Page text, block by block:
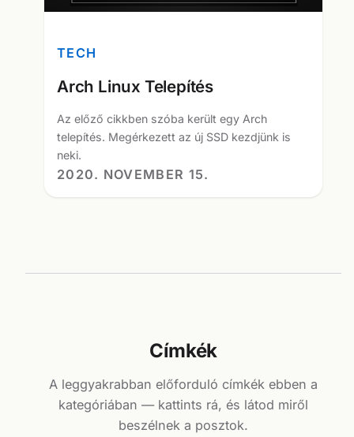
TECH
Arch Linux Telepítés
Az előző cikkben szóba került egy Arch
telepítés. Megérkezett az új SSD kezdjünk is
neki.
2020. NOVEMBER 15.
Címkék
A leggyakrabban előforduló címkék ebben a
kategóriában — kattints rá, és látod miről
beszélnek a posztok.